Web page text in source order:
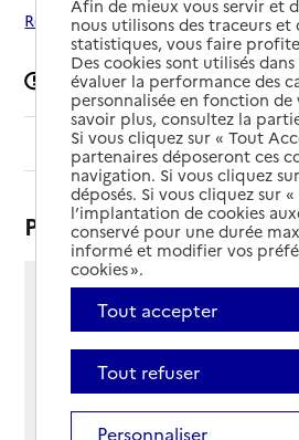
Rechercher les établissements
Signaler une erreur
Sommaire
Présentation
33 avenue Saint-jean
47440 - Casseneuil
Voir itinéraire
Téléphone :
Contact
Contact
Afin de mieux vous servir et
nous utilisons des traceurs et
statistiques, vous faire
Des cookies sont utilisés
évaluer la performance des
personnalisée en fonction
savoir plus, consultez la
Si vous cliquez sur « Tout
partenaires déposeront ces
navigation. Si vous cliquez
déposés. Si vous cliquez sur
l’implantation de cookies
conservé pour une durée
informé et modifier vos
cookies ».
Tout accepter
Tout refuser
Personnaliser